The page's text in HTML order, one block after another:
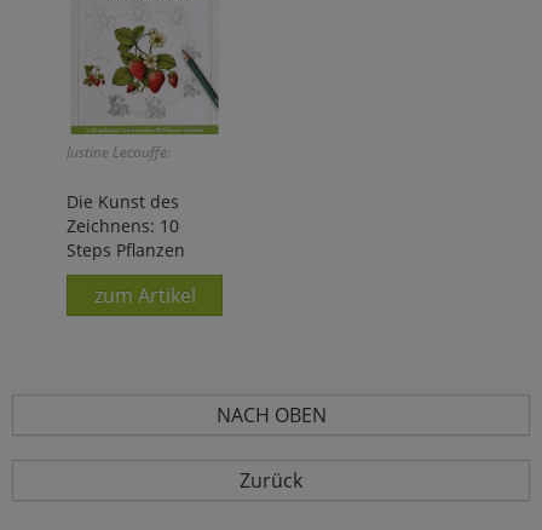
Justine Lecouffe:
Die Kunst des
Zeichnens: 10
Steps Pflanzen
zum Artikel
NACH OBEN
Zurück